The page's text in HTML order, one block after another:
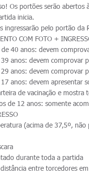
Os portões serão
inicia.
ingressarão pelo portão
COM FOTO +
de 40 anos: devem
anos: devem comprovar
anos: devem comprovar
anos: devem apresentar
de vacinação e
de 12 anos: somente
(acima de 37,5º,
durante toda a partida
entre torcedores